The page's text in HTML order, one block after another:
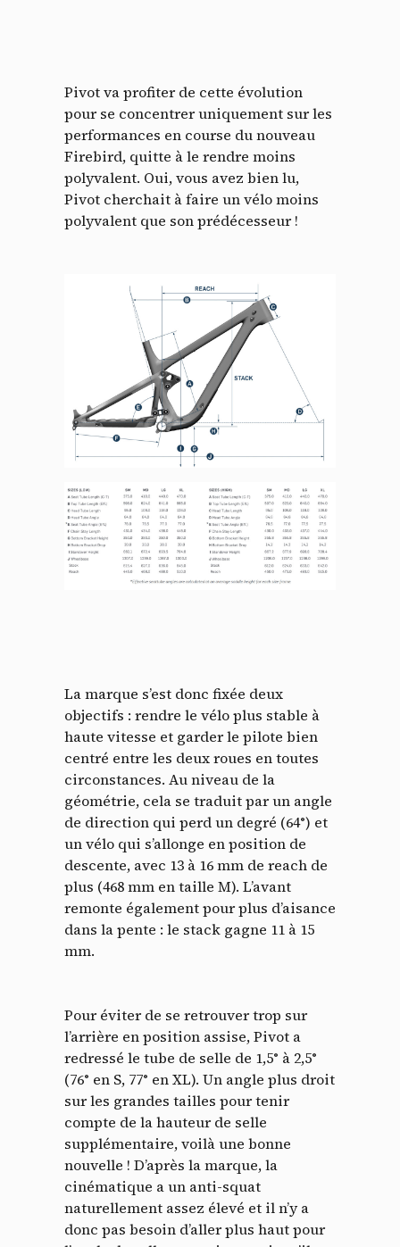
Pivot va profiter de cette évolution
pour se concentrer uniquement sur les
performances en course du nouveau
Firebird, quitte à le rendre moins
polyvalent. Oui, vous avez bien lu,
Pivot cherchait à faire un vélo moins
polyvalent que son prédécesseur !
La marque s’est donc fixée deux
objectifs : rendre le vélo plus stable à
haute vitesse et garder le pilote bien
centré entre les deux roues en toutes
circonstances. Au niveau de la
géométrie, cela se traduit par un angle
de direction qui perd un degré (64°) et
un vélo qui s’allonge en position de
descente, avec 13 à 16 mm de reach de
plus (468 mm en taille M). L’avant
remonte également pour plus d’aisance
dans la pente : le stack gagne 11 à 15
mm.
Pour éviter de se retrouver trop sur
l’arrière en position assise, Pivot a
redressé le tube de selle de 1,5° à 2,5°
(76° en S, 77° en XL). Un angle plus droit
sur les grandes tailles pour tenir
compte de la hauteur de selle
supplémentaire, voilà une bonne
nouvelle ! D’après la marque, la
cinématique a un anti-squat
naturellement assez élevé et il n’y a
donc pas besoin d’aller plus haut pour